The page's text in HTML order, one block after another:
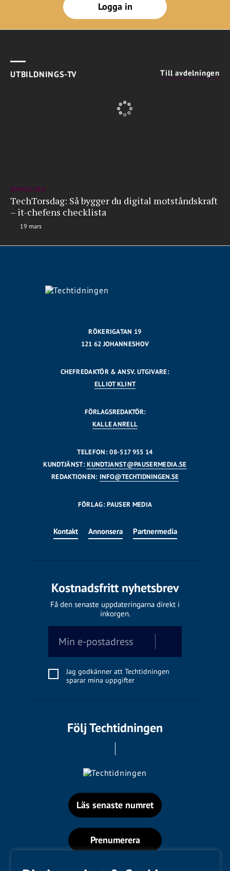
Logga in
UTBILDNINGS-TV Till avdelningen
BRANSCHEN
TechTorsdag: Så bygger du digital motståndskraft
– it-chefens checklista
19 mars
RÖKERIGATAN 19
121 62 JOHANNESHOV
CHEFREDAKTÖR & ANSV. UTGIVARE:
ELLIOT KLINT
FÖRLAGSREDAKTÖR:
KALLE ANRELL
TELEFON: 08-517 955 14
KUNDTJÄNST:KUNDTJANST@PAUSERMEDIA.SE
REDAKTIONEN: INFO@TECHTIDNINGEN.SE
FÖRLAG: PAUSER MEDIA
Kontakt Annonsera Partnermedia
Kostnadsfritt nyhetsbrev
Få den senaste uppdateringarna direkt i
inkorgen.
Jag godkänner att Techtidningen
sparar mina uppgifter
Följ Techtidningen
Läs senaste numret
Prenumerera